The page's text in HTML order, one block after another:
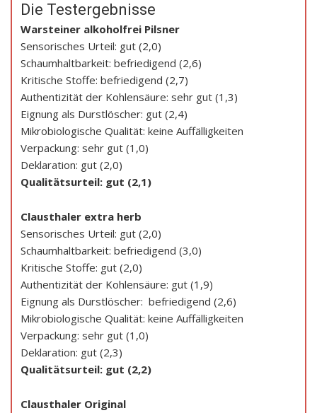
Die Testergebnisse
Warsteiner alkoholfrei Pilsner
Sensorisches Urteil: gut (2,0)
Schaumhaltbarkeit: befriedigend (2,6)
Kritische Stoffe: befriedigend (2,7)
Authentizität der Kohlensäure: sehr gut (1,3)
Eignung als Durstlöscher: gut (2,4)
Mikrobiologische Qualität: keine Auffälligkeiten
Verpackung: sehr gut (1,0)
Deklaration: gut (2,0)
Qualitätsurteil: gut (2,1)
Clausthaler extra herb
Sensorisches Urteil: gut (2,0)
Schaumhaltbarkeit: befriedigend (3,0)
Kritische Stoffe: gut (2,0)
Authentizität der Kohlensäure: gut (1,9)
Eignung als Durstlöscher: befriedigend (2,6)
Mikrobiologische Qualität: keine Auffälligkeiten
Verpackung: sehr gut (1,0)
Deklaration: gut (2,3)
Qualitätsurteil: gut (2,2)
Clausthaler Original